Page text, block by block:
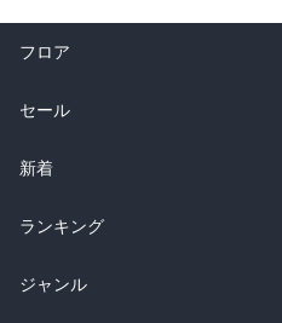
フロア
総合
ラノベ
雑誌・グラビア
BL・TL
セール
総合
ラノベ
雑誌・グラビア
新着
総合
ラノベ
ランキング
総合
ジャンル